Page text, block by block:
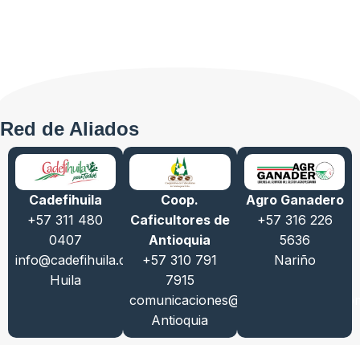
Red de Aliados
+57 311 480
0407
info@cadefihuila.com
Cadefihuila
Huila
Coop.
Caficultores de
Antioquia
+57 310 791
7915
Antioquia
Agro Ganadero
+57 316 226
5636
Nariño